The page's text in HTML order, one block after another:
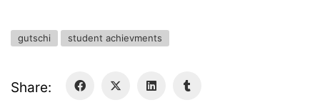
gutschi student achievments
Share: